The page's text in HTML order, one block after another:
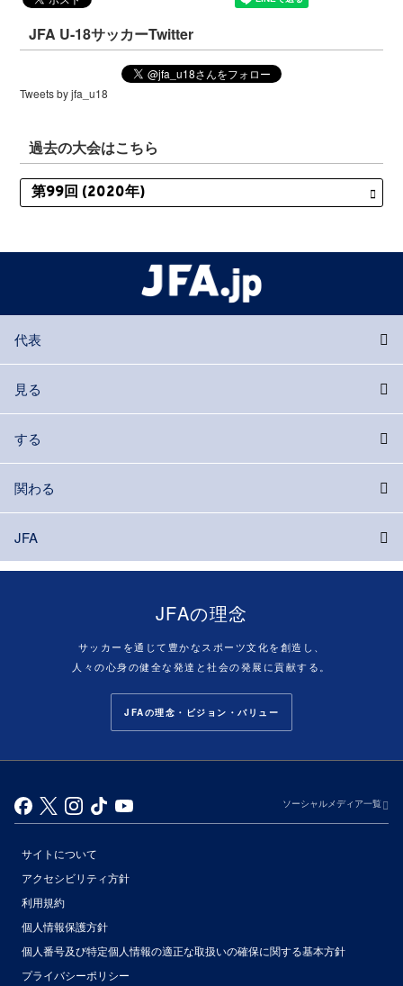
JFA U-18サッカーTwitter
Tweets by jfa_u18
過去の大会はこちら
代表
見る
する
関わる
JFA
JFAの理念
サッカーを通じて豊かなスポーツ文化を創造し、
人々の心身の健全な発達と社会の発展に貢献する。
JFAの理念・ビジョン・バリュー
ソーシャルメディア一覧
サイトについて
アクセシビリティ方針
利用規約
個人情報保護方針
個人番号及び特定個人情報の適正な取扱いの確保に関する基本方針
プライバシーポリシー